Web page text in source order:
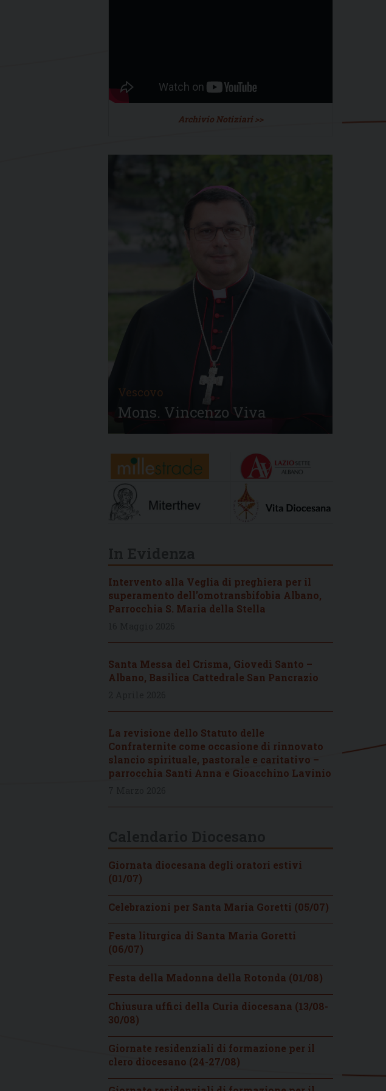
Archivio Notiziari >>
Vescovo
Mons. Vincenzo Viva
Intervento alla Veglia di preghiera per il
superamento dell’omotransbifobia Albano,
Parrocchia S. Maria della Stella
Santa Messa del Crisma, Giovedì Santo –
Albano, Basilica Cattedrale San Pancrazio
La revisione dello Statuto delle
Confraternite come occasione di rinnovato
slancio spirituale, pastorale e caritativo –
parrocchia Santi Anna e Gioacchino Lavinio
Giornata diocesana degli oratori estivi
(01/07)
Celebrazioni per Santa Maria Goretti (05/07)
Festa liturgica di Santa Maria Goretti
(06/07)
Festa della Madonna della Rotonda (01/08)
Chiusura uffici della Curia diocesana (13/08-
30/08)
Giornate residenziali di formazione per il
clero diocesano (24-27/08)